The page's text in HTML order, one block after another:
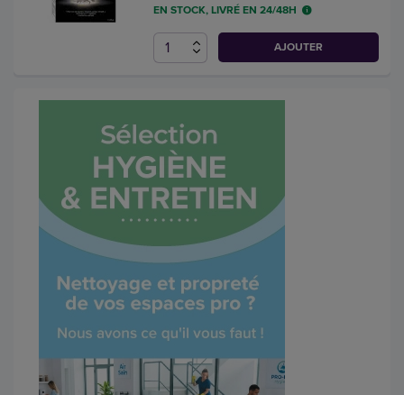
EN STOCK, LIVRÉ EN 24/48H
AJOUTER